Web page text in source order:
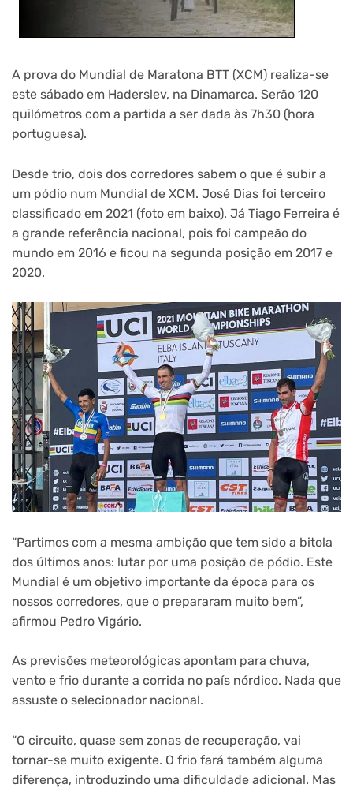
A prova do Mundial de Maratona BTT (XCM) realiza-se
este sábado em Haderslev, na Dinamarca. Serão 120
quilómetros com a partida a ser dada às 7h30 (hora
portuguesa).
Desde trio, dois dos corredores sabem o que é subir a
um pódio num Mundial de XCM. José Dias foi terceiro
classificado em 2021 (foto em baixo). Já Tiago Ferreira é
a grande referência nacional, pois foi campeão do
mundo em 2016 e ficou na segunda posição em 2017 e
2020.
“Partimos com a mesma ambição que tem sido a bitola
dos últimos anos: lutar por uma posição de pódio. Este
Mundial é um objetivo importante da época para os
nossos corredores, que o prepararam muito bem”,
afirmou Pedro Vigário.
As previsões meteorológicas apontam para chuva,
vento e frio durante a corrida no país nórdico. Nada que
assuste o selecionador nacional.
“O circuito, quase sem zonas de recuperação, vai
tornar-se muito exigente. O frio fará também alguma
diferença, introduzindo uma dificuldade adicional. Mas